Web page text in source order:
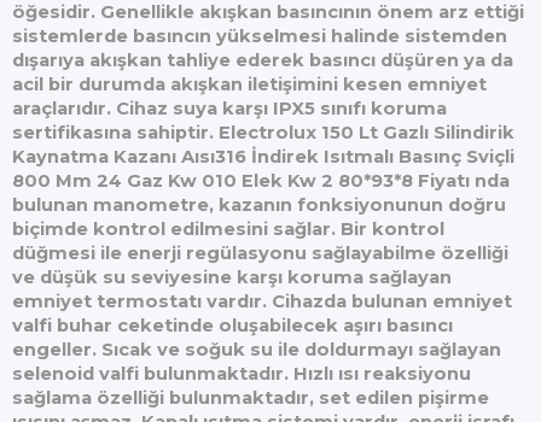
öğesidir. Genellikle akışkan basıncının önem arz ettiği
sistemlerde basıncın yükselmesi halinde sistemden
dışarıya akışkan tahliye ederek basıncı düşüren ya da
acil bir durumda akışkan iletişimini kesen emniyet
araçlarıdır. Cihaz suya karşı IPX5 sınıfı koruma
sertifikasına sahiptir. Electrolux 150 Lt Gazlı Silindirik
Kaynatma Kazanı Aısı316 İndirek Isıtmalı Basınç Sviçli
800 Mm 24 Gaz Kw 010 Elek Kw 2 80*93*8 Fiyatı nda
bulunan manometre, kazanın fonksiyonunun doğru
biçimde kontrol edilmesini sağlar. Bir kontrol
düğmesi ile enerji regülasyonu sağlayabilme özelliği
ve düşük su seviyesine karşı koruma sağlayan
emniyet termostatı vardır. Cihazda bulunan emniyet
valfi buhar ceketinde oluşabilecek aşırı basıncı
engeller. Sıcak ve soğuk su ile doldurmayı sağlayan
selenoid valfi bulunmaktadır. Hızlı ısı reaksiyonu
sağlama özelliği bulunmaktadır, set edilen pişirme